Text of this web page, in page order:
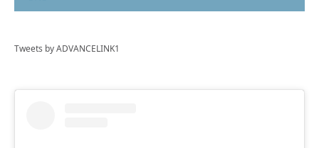
Tweets by ADVANCELINK1